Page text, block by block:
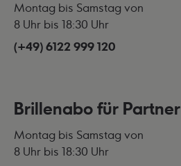
Montag bis Samstag von
8 Uhr bis 18:30 Uhr
(+49) 6122 999 120
Brillenabo für Partner
Montag bis Samstag von
8 Uhr bis 18:30 Uhr